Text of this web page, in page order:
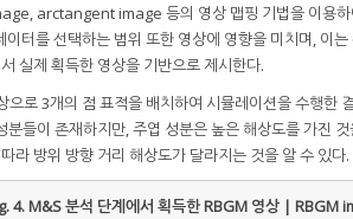
arctangent image 등의 영상 맵핑 기법을 이용하
터를 선택하는 범위 또한 영상에 영향을 미치며, 이
실제 획득한 영상을 기반으로 제시한다.
으로 3개의 점 표적을 배치하여 시뮬레이션을 수행한
들이 존재하지만, 주엽 성분은 높은 해상도를 가진
라 방위 방향 거리 해상도가 달라지는 것을 알 수 있다.
4.M&S 분석 단계에서 획득한 RBGM 영상 |